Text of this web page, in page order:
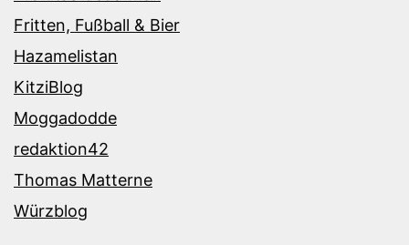
Fritten, Fußball & Bier
Hazamelistan
KitziBlog
Moggadodde
redaktion42
Thomas Matterne
Würzblog